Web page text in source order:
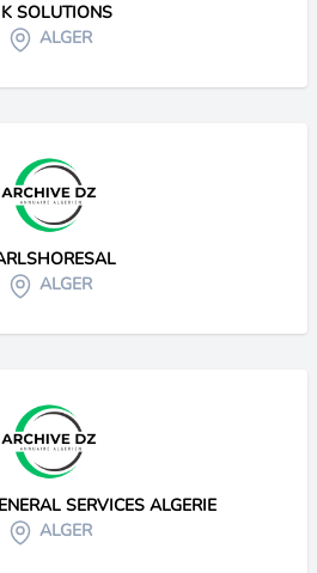
SOLUTIONS
ALGER
ALGER
SERVICES ALGERIE
ALGER